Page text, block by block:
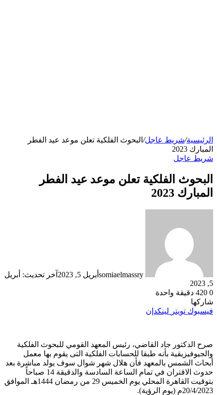
الرئيسية/شريط عاجل/ البحوث الفلكية تعلن موعد عيد الفطر
المبارك 2023
شريط عاجل
البحوث الفلكية تعلن موعد عيد الفطر
المبارك 2023
somiaelmassry أبريل 5, 2023
آخر تحديث: أبريل
5, 2023
0
دقيقة واحدة
شاركها
فيسبوك تويتر لينكدإن
صرح الدكتور جاد القاضي، رئيس المعهد القومي للبحوث الفلكية
والجيوفيزيقية بأنه طبقا للحسابات الفلكية التى يقوم بها معمل
أبحاث الشمس بالمعهد فأن هلال شهر شوال سوف يولد مباشرة بعد
حدوث الاقتران في تمام الساعة السادسة والدقيقة 14 صباحاً
بتوقيت القاهرة المحلي يوم الخميس 29 من رمضان 1444هـ الموافق
20/4/2023م (يوم الرؤية).